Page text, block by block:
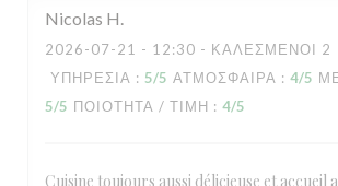
Nicolas H
2026-07-21 - 12:30 - ΚΑΛΕΣΜΈΝΟΙ 2
ΥΠΗΡΕΣΊΑ : 5/5 ΑΤΜΌΣΦΑΙΡΑ : 4/5
5/5 ΠΟΙΌΤΗΤΑ / ΤΙΜΉ : 4/5
Cuisine toujours aussi délicieuse et accueil